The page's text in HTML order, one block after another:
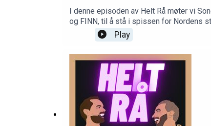
I denne episoden av Helt Rå møter vi
og FINN, til å stå i spissen for Nordens
kultur i en organisasjon med over 10
og personlig utvikling, men også
Play